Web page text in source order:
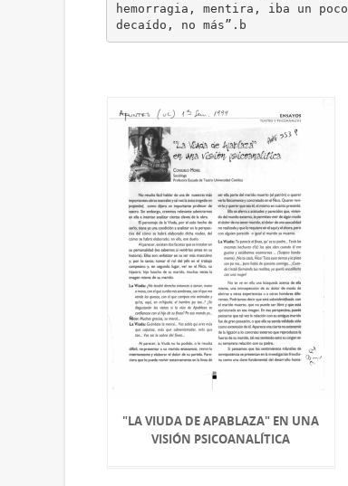
hemorragia, mentira, iba un poco
"LA VIUDA DE APABLAZA" EN UNA
VISIÓN PSICOANALÍTICA